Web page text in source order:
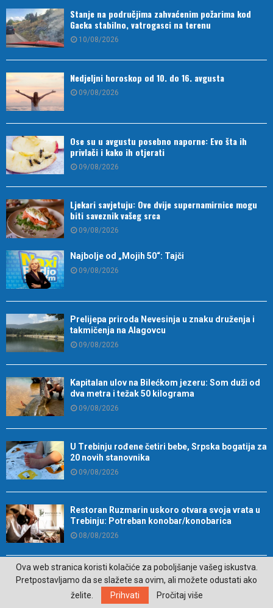
Stanje na područjima zahvaćenim požarima kod
Gacka stabilno, vatrogasci na terenu
10/08/2026
Nedjeljni horoskop od 10. do 16. avgusta
09/08/2026
Ose su u avgustu posebno naporne: Evo šta ih
privlači i kako ih otjerati
09/08/2026
Ljekari savjetuju: Ove dvije supernamirnice mogu
biti saveznik vašeg srca
09/08/2026
Najbolje od „Mojih 50“: Tajči
09/08/2026
Prelijepa priroda Nevesinja u znaku druženja i
takmičenja na Alagovcu
09/08/2026
Kapitalan ulov na Bilećkom jezeru: Som duži od
dva metra i težak 50 kilograma
09/08/2026
U Trebinju rođene četiri bebe, Srpska bogatija za
20 novih stanovnika
09/08/2026
Restoran Ruzmarin uskoro otvara svoja vrata u
Trebinju: Potreban konobar/konobarica
08/08/2026
Grad unapređuje mjere zaštite domaćih
proizvođača i rad gradske pijace
08/08/2026
Ova web stranica koristi kolačiće za poboljšanje vašeg iskustva.
Pretpostavljamo da se slažete sa ovim, ali možete odustati ako
želite.
Prihvati Pročitaj više